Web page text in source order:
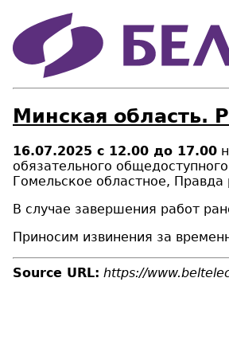
Минская область.
16.07.2025 с 12.00 до 17.00
обязательного
Гомельское областное,
В случае завершения работ
Приносим извинения за
Source URL: https://